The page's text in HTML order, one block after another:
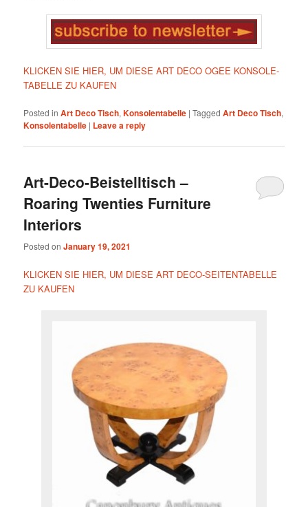
KLICKEN SIE HIER, UM DIESE ART DECO OGEE KONSOLE-
TABELLE ZU KAUFEN
Posted in Art Deco Tisch,Konsolentabelle |Tagged Art Deco Tisch,
Konsolentabelle | Leave a reply
Art-Deco-Beistelltisch –
Roaring Twenties Furniture
Interiors
Posted onJanuary 19, 2021
KLICKEN SIE HIER, UM DIESE ART DECO-SEITENTABELLE
ZU KAUFEN